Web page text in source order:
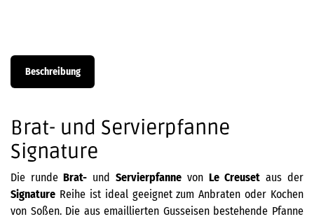
Beschreibung
Brat- und Servierpfanne
Signature
Die runde Brat- und Servierpfanne von Le Creuset aus der
Signature Reihe ist ideal geeignet zum Anbraten oder Kochen
von Soßen. Die aus emaillierten Gusseisen bestehende Pfanne